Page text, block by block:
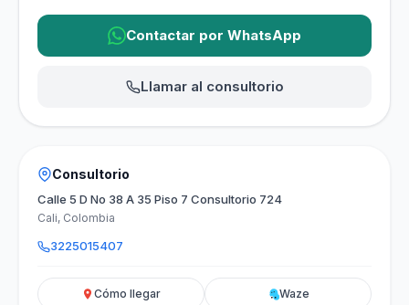
Contactar por WhatsApp
Llamar al consultorio
Consultorio
Calle 5 D No 38 A 35 Piso 7 Consultorio 724
Cali, Colombia
3225015407
Cómo llegar Waze